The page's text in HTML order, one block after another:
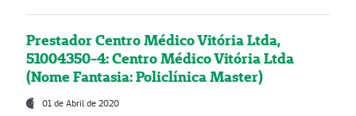
Prestador Centro Médico Vitória Ltda,
51004350-4: Centro Médico Vitória Ltda
(Nome Fantasia: Policlínica Master)
01 de Abril de 2020